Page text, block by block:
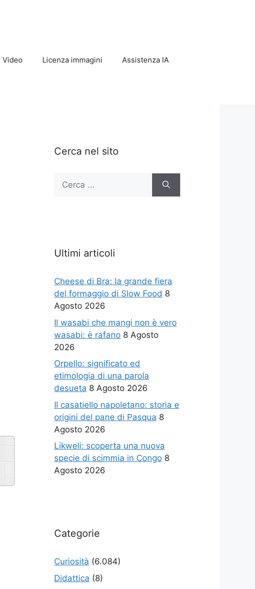
Video Licenza immagini Assistenza IA
Cerca nel sito
Ricerca
Ultimi articoli
Cheese di Bra: la grande fiera
del formaggio di Slow Food 8
Agosto 2026
Il wasabi che mangi non è vero
wasabi: è rafano 8 Agosto
2026
Orpello: significato ed
etimologia di una parola
desueta 8 Agosto 2026
Il casatiello napoletano: storia e
origini del pane di Pasqua 8
Agosto 2026
Likweli: scoperta una nuova
specie di scimmia in Congo 8
Agosto 2026
Categorie
Curiosità (6.084)
Didattica (8)